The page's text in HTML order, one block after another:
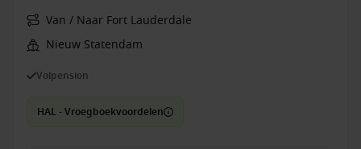
Van / Naar Fort Lauderdale
Nieuw Statendam
Volpension
HAL - Vroegboekvoordelen